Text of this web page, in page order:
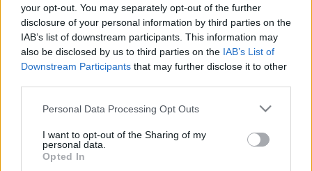
your opt-out. You may separately opt-out of the further
disclosure of your personal information by third parties on the
IAB’s list of downstream participants. This information may
also be disclosed by us to third parties on the IAB’s List of
Downstream Participants that may further disclose it to other
Please note that this website/app uses one or more Google
not limited to your visit or usage behaviour. You may click to
grant or deny consent to Google and its third-party tags to
use your data for below specified purposes in below Google
Personal Data Processing Opt Outs
I want to opt-out of the Sharing of my
personal data.
Opted In